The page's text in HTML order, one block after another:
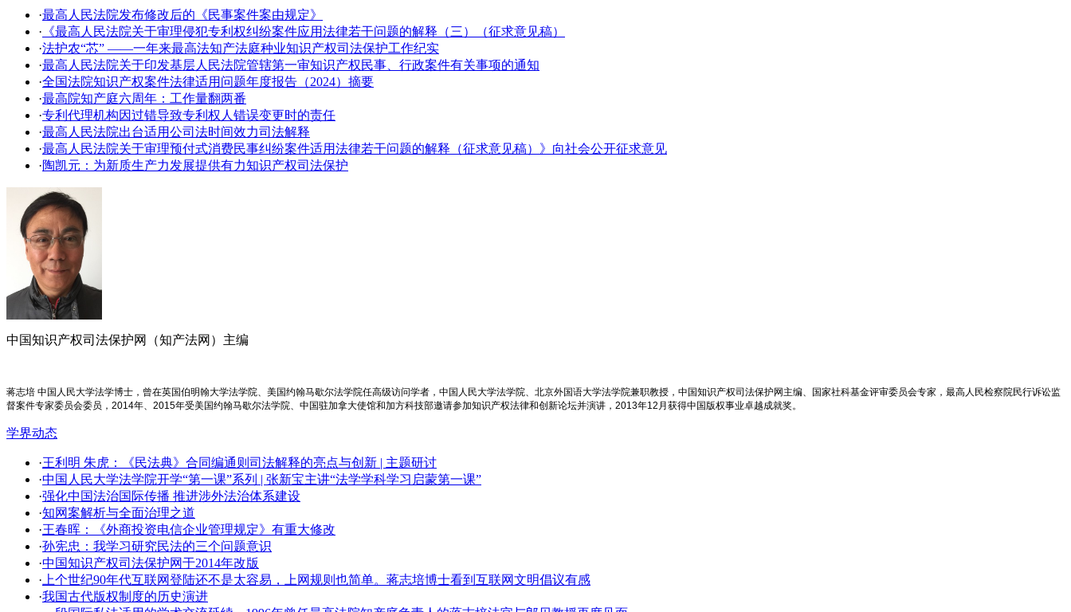
·最高人民法院发布修改后的《民事案件案由规定》
· 《最高人民法院关于审理侵犯专利权纠纷案件应用法律若干问题的解释（三）（征求意见稿）
·法护农“芯” ——一年来最高法知产法庭种业知识产权司法保护工作纪实
·​最高人民法院关于印发基层人民法院管辖第一审知识产权民事、行政案件有关事项的通知
·全国法院知识产权案件法律适用问题年度报告（2024）摘要
·最高院知产庭六周年：工作量翻两番
·专利代理机构因过错导致专利权人错误变更时的责任
·最高人民法院出台适用公司法时间效力司法解释
·最高人民法院关于审理预付式消费民事纠纷案件适用法律若干问题的解释（征求意见稿）》向社会公开征求意见
·陶凯元：为新质生产力发展提供有力知识产权司法保护
中国知识产权司法保护网（知产法网）主编
蒋志培 中国人民大学法学博士，曾在英国伯明翰大学法学院、美国约翰马歇尔法学院任高级访问学者，中国人民大学法学院、北京外国语大学法学院兼职教授，中国知识产权司法保护网主编、国家社科基金评审委员会专家，最高人民检察院民行诉讼监
督案件专家委员会委员，2014年、2015年受美国约翰马歇尔法学院、中国驻加拿大使馆和加方科技部邀请参加知识产权法律和创新论坛并演讲，2013年12月获得中国版权事业卓越成就奖。
学界动态
·王利明 朱虎：《民法典》合同编通则司法解释的亮点与创新 | 主题研讨
·中国人民大学法学院开学​“第一课”系列 | 张新宝主讲“法学学科学习启蒙第一课”
·强化中国法治国际传播 推进涉外法治体系建设
·知网案解析与全面治理之道
·王春晖：《外商投资电信企业管理规定》有重大修改
·孙宪忠：我学习研究民法的三个问题意识
·中国知识产权司法保护网于2014年改版
· 上个世纪90年代互联网登陆还不是太容易，上网规则也简单。蒋志培博士看到互联网文明倡议有感
·我国古代版权制度的历史演进